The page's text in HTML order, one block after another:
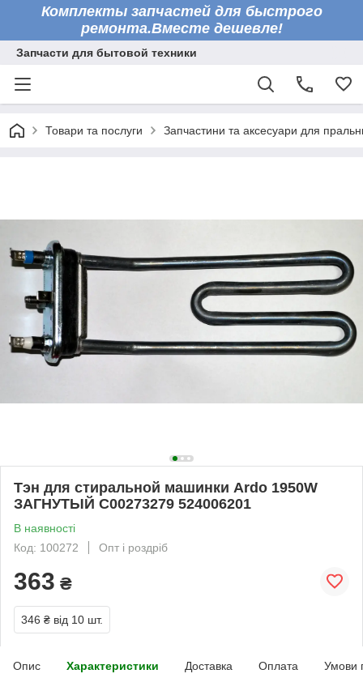
Комплекты запчастей для быстрого
ремонта.Вместе дешевле!
Запчасти для бытовой техники
Товари та послуги Запчастини та аксесуари для
Тэн для стиральной машинки Ardo 1950W
ЗАГНУТЫЙ C00273279 524006201
В наявності
Код: 100272
Опт і роздріб
363 ₴
346 ₴ від 10 шт.
Опис Характеристики Доставка Оплата Умови